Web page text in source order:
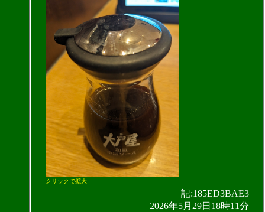
クリックで拡大
記:185ED3BAE3
2026年5月29日18時11分